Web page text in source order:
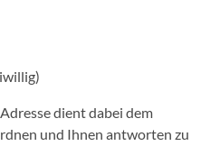
dient dabei dem
und Ihnen antworten zu